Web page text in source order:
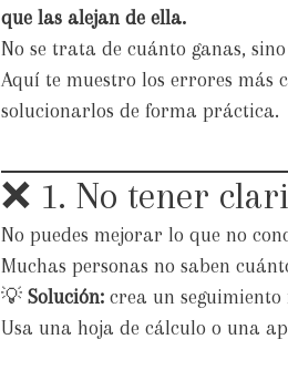
que las alejan de ella.
No se trata de cuánto ganas,
Aquí te muestro los errores más
solucionarlos de forma práctica.
❌ 1. No tener
No puedes mejorar lo que no
Muchas personas no saben
💡 Solución:crea un seguimiento
Usa una hoja de cálculo o una